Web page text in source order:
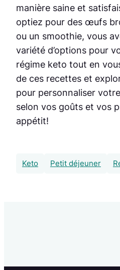
manière saine et
optiez pour des œufs
ou un smoothie, vous
variété d’options pour
régime keto tout en
de ces recettes et
pour personnaliser
selon vos goûts et vos
appétit!
Keto Petit déjeuner